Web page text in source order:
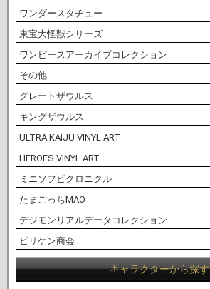
ワンダースタチュー
東宝大怪獣シリーズ
ワンピースアーカイブコレクション
その他
グレートザウルス
キングザウルス
ULTRA KAIJU VINYL ART
HEROES VINYL ART
ミニソフビクロニクル
たまごっちMAO
デジモンリアルデータコレクション
ビリケン商会
キャラクターから探す